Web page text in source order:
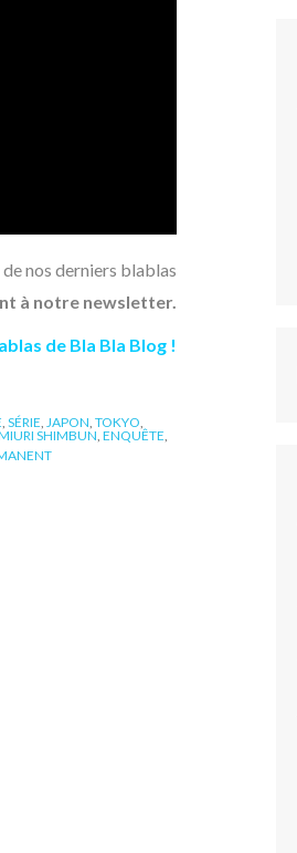
nos derniers blablas
à notre newsletter.
de Bla Bla Blog !
, SÉRIE, JAPON, TOKYO,
SHIMBUN, ENQUÊTE,